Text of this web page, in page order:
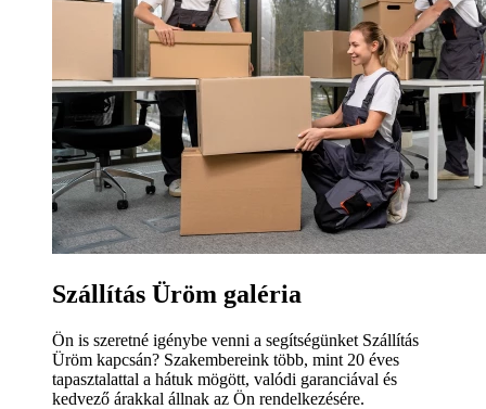
Szállítás Üröm galéria
Ön is szeretné igénybe venni a segítségünket Szállítás
Üröm kapcsán? Szakembereink több, mint 20 éves
tapasztalattal a hátuk mögött, valódi garanciával és
kedvező árakkal állnak az Ön rendelkezésére.